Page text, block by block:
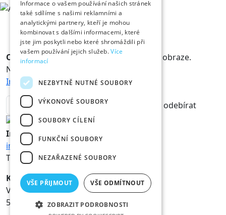
Odběr novinekKrálové a Královny jsou v obraze.
Novinky vám rádi doručíme na mail.
Informace o zpracování osobních údajů
odebírat
Informace
info@hk800.cz
T:
+420 734 561 247
Kancelář oslav
Velké náměstí 1/3
500 03 Hradec Králové
Informace o vašem používání našich stránek
také sdílíme s našimi reklamními a
analytickými partnery, kteří je mohou
kombinovat s dalšími informacemi, které
jste jim poskytli nebo které shromáždili při
vašem používání jejich služeb.Více
informací
NEZBYTNĚ NUTNÉ SOUBORY
VÝKONOVÉ SOUBORY
SOUBORY CÍLENÍ
FUNKČNÍ SOUBORY
NEZAŘAZENÉ SOUBORY
VŠE PŘIJMOUT VŠE ODMÍTNOUT
ZOBRAZIT PODROBNOSTI